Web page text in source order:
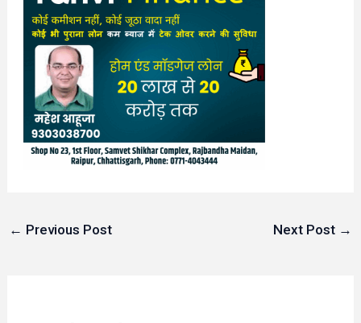
← Previous Post Next Post →